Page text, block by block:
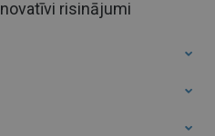
risinājumi